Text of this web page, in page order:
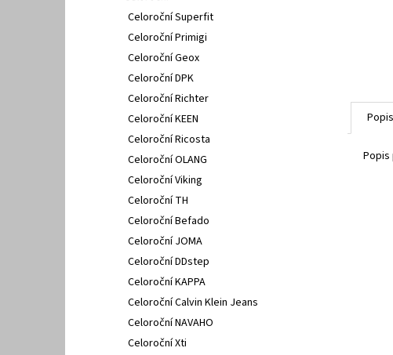
Celoroční Superfit
Celoroční Primigi
Celoroční Geox
Celoroční DPK
Celoroční Richter
Celoroční KEEN
Celoroční Ricosta
Celoroční OLANG
Celoroční Viking
Celoroční TH
Celoroční Befado
Celoroční JOMA
Celoroční DDstep
Celoroční KAPPA
Celoroční Calvin Klein Jeans
Celoroční NAVAHO
Celoroční Xti
Popis